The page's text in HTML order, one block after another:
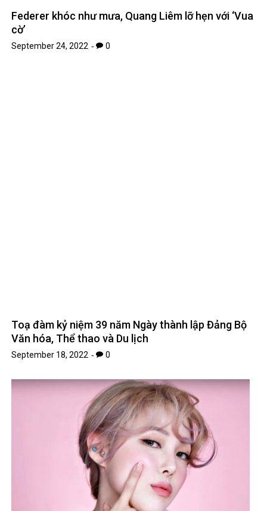
Federer khóc như mưa, Quang Liêm lỡ hẹn với ‘Vua
cờ’
September 24, 2022 0
Toạ đàm kỷ niệm 39 năm Ngày thành lập Đảng Bộ
Văn hóa, Thể thao và Du lịch
September 18, 2022 0